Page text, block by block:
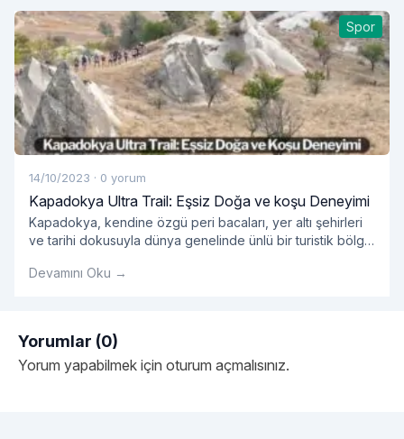
Spor
14/10/2023 · 0 yorum
Kapadokya Ultra Trail: Eşsiz Doğa ve koşu Deneyimi
Kapadokya, kendine özgü peri bacaları, yer altı şehirleri
ve tarihi dokusuyla dünya genelinde ünlü bir turistik bölge
Devamını Oku →
Yorumlar (0)
Yorum yapabilmek için oturum açmalısınız.